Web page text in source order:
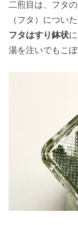
二煎目は、フタ
（フタ）につい
フタはすり鉢状
湯を注いでもこぼ